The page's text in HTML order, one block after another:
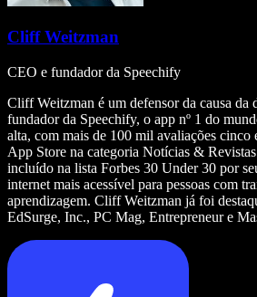
Cliff Weitzman
CEO e fundador da Speechify
Cliff Weitzman é um defensor da causa da
fundador da Speechify, o app nº 1 do
alta, com mais de 100 mil avaliações cinco
App Store na categoria Notícias &
incluído na lista Forbes 30 Under 30 por
internet mais acessível para pessoas com
aprendizagem. Cliff Weitzman já foi
EdSurge, Inc., PC Mag, Entrepreneur e